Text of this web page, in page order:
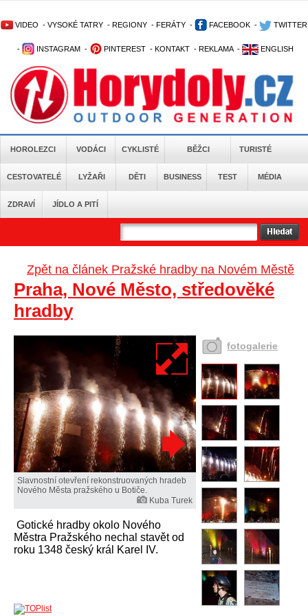
VIDEO - VYSOKÉ TATRY - REGIONY - FERÁTY - FACEBOOK - TWITTER
- INSTAGRAM - PINTEREST - KONTAKT - REKLAMA - ENGLISH
HOROLEZCI VODÁCI CYKLISTÉ BĚŽCI TURISTÉ
CESTOVATELÉ LYŽAŘI DĚTI BUSINESS TEST MÉDIA
ZDRAVÍ JÍDLO A PITÍ
Zpět na článek Pražské hradby na Novém Městě
Praha, Nové Město, středověké
hradby
Slavnostní otevření rekonstruovaných hradeb
Nového Města pražského u Botiče.
Kuba Turek
Gotické hradby okolo Nového
Městra Pražského nechal stavět od
roku 1348 český král Karel IV.
fotogalerie